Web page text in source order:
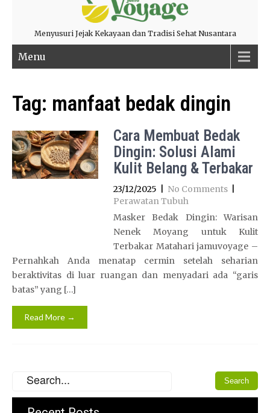
Menyusuri Jejak Kekayaan dan Tradisi Sehat Nusantara
Menu
Tag: manfaat bedak dingin
Cara Membuat Bedak
Dingin: Solusi Alami
Kulit Belang & Terbakar
23/12/2025 No Comments
Perawatan Tubuh
Masker Bedak Dingin: Warisan
Nenek Moyang untuk Kulit
Terbakar Matahari jamuvoyage –
Pernahkah Anda menatap cermin setelah seharian
beraktivitas di luar ruangan dan menyadari ada “garis
batas” yang […]
Read More →